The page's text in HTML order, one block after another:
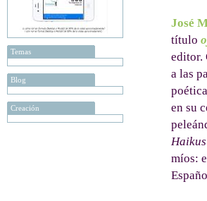
Temas
Blog
Creación
José
título
editor.
a las
en su
míos: